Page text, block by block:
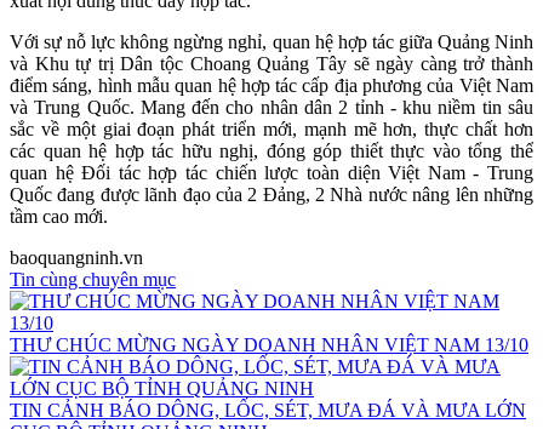
Với sự nỗ lực không ngừng nghỉ, quan hệ hợp tác giữa Quảng Ninh
và Khu tự trị Dân tộc Choang Quảng Tây sẽ ngày càng trở thành
điểm sáng, hình mẫu quan hệ hợp tác cấp địa phương của Việt Nam
và Trung Quốc. Mang đến cho nhân dân 2 tỉnh - khu niềm tin sâu
sắc về một giai đoạn phát triển mới, mạnh mẽ hơn, thực chất hơn
các quan hệ hợp tác hữu nghị, đóng góp thiết thực vào tổng thể
quan hệ Đối tác hợp tác chiến lược toàn diện Việt Nam - Trung
Quốc đang được lãnh đạo của 2 Đảng, 2 Nhà nước nâng lên những
tầm cao mới.
baoquangninh.vn
Tin cùng chuyên mục
THƯ CHÚC MỪNG NGÀY DOANH NHÂN VIỆT NAM 13/10
TIN CẢNH BÁO DÔNG, LỐC, SÉT, MƯA ĐÁ VÀ MƯA LỚN